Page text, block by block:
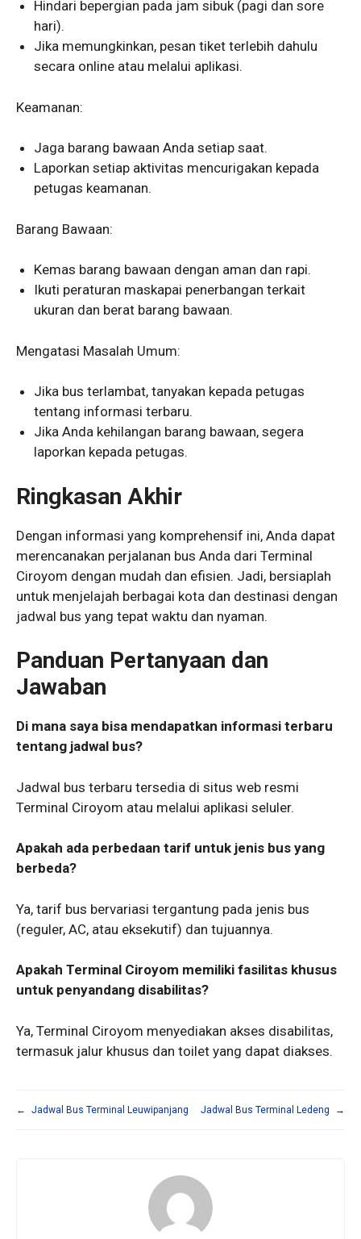
Hindari bepergian pada jam sibuk (pagi dan sore
hari).
Jika memungkinkan, pesan tiket terlebih dahulu
secara online atau melalui aplikasi.
Keamanan:
Jaga barang bawaan Anda setiap saat.
Laporkan setiap aktivitas mencurigakan kepada
petugas keamanan.
Barang Bawaan:
Kemas barang bawaan dengan aman dan rapi.
Ikuti peraturan maskapai penerbangan terkait
ukuran dan berat barang bawaan.
Mengatasi Masalah Umum:
Jika bus terlambat, tanyakan kepada petugas
tentang informasi terbaru.
Jika Anda kehilangan barang bawaan, segera
laporkan kepada petugas.
Ringkasan Akhir
Dengan informasi yang komprehensif ini, Anda dapat
merencanakan perjalanan bus Anda dari Terminal
Ciroyom dengan mudah dan efisien. Jadi, bersiaplah
untuk menjelajah berbagai kota dan destinasi dengan
jadwal bus yang tepat waktu dan nyaman.
Panduan Pertanyaan dan
Jawaban
Di mana saya bisa mendapatkan informasi terbaru
tentang jadwal bus?
Jadwal bus terbaru tersedia di situs web resmi
Terminal Ciroyom atau melalui aplikasi seluler.
Apakah ada perbedaan tarif untuk jenis bus yang
berbeda?
Ya, tarif bus bervariasi tergantung pada jenis bus
(reguler, AC, atau eksekutif) dan tujuannya.
Apakah Terminal Ciroyom memiliki fasilitas khusus
untuk penyandang disabilitas?
Ya, Terminal Ciroyom menyediakan akses disabilitas,
termasuk jalur khusus dan toilet yang dapat diakses.
← Jadwal Bus Terminal Leuwipanjang Jadwal Bus Terminal Ledeng →